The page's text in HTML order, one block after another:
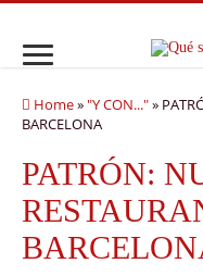
Home»"Y CON..."»
BARCELONA
PATRÓN: